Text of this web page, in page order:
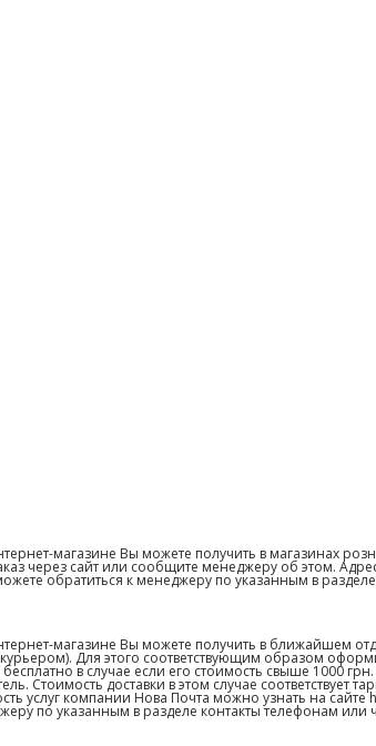
магазине Вы можете получить в магазинах
через сайт или сообщите менеджеру об этом.
обратиться к менеджеру по указанным в
магазине Вы можете получить в ближайшем
Для этого соответствующим образом
в случае если его стоимость свыше 1000
Стоимость доставки в этом случае соответствует
услуг компании Нова Почта можно узнать на
по указанным в разделе контакты телефонам или